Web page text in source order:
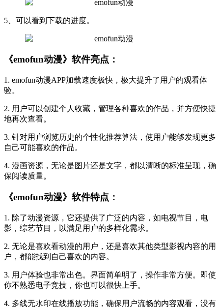
5、可以看到下载的进度。
《emofun动漫》软件亮点：
1. emofun动漫APP加载速度极快，极大提升了用户的观看体
验。
2. 用户可以创建个人收藏，管理各种喜欢的作品，并方便快捷
地再次查看。
3. 针对用户浏览历史的个性化推荐算法，使用户能够发现更多
自己可能喜欢的作品。
4. 漫画资源，无论是图片还是文字，都以清晰的标准呈现，确
保阅读质量。
《emofun动漫》软件特点：
1. 除了动漫资源，它还提供了广泛的内容，如电视节目，电
影，综艺节目，以满足用户的多样化需求。
2. 无论是喜欢看动漫的用户，还是喜欢其他类型影视内容的用
户，都能找到自己喜欢的内容。
3. 用户体验也非常出色。界面简单明了，操作非常方便。即使
你不熟悉电子竞技，你也可以很快上手。
4. 多线无水印在线播放功能，确保用户流畅的内容观看，没有